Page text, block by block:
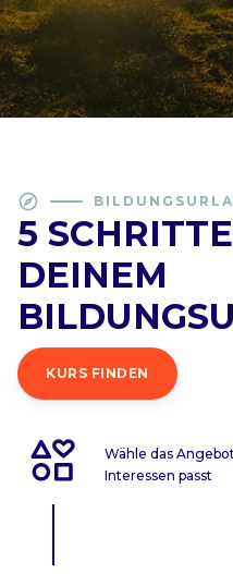
explore
5
DEINEM
KURS FINDEN
Wähle das
Interessen passt